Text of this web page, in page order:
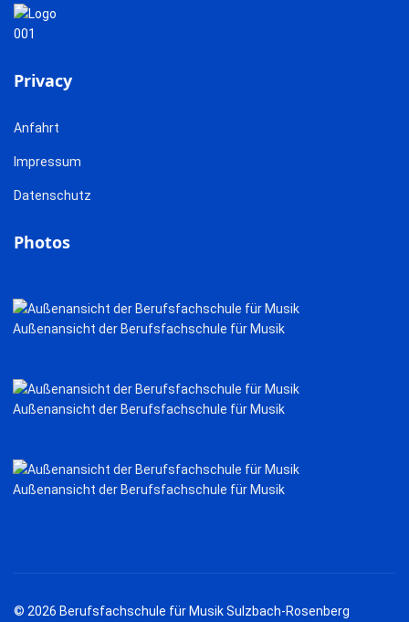
Privacy
Anfahrt
Impressum
Datenschutz
Photos
Außenansicht der Berufsfachschule für Musik
Außenansicht der Berufsfachschule für Musik
Außenansicht der Berufsfachschule für Musik
© 2026 Berufsfachschule für Musik Sulzbach-Rosenberg